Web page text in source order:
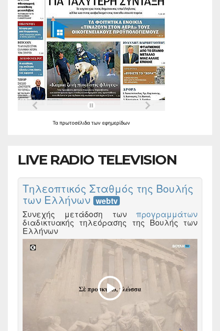
Τα πρωτοσέλιδα των εφημερίδων
LIVE RADIO TELEVISION